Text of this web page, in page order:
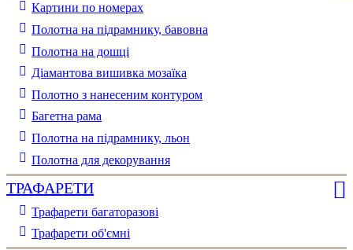
Картини по номерах
Полотна на підрамнику, бавовна
Полотна на дошці
Діамантова вишивка мозаїка
Полотно з нанесеним контуром
Багетна рама
Полотна на підрамнику, льон
Полотна для декорування
ТРАФАРЕТИ
Трафарети багаторазові
Трафарети об'ємні